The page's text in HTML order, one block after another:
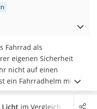
Fahrrad als
eigenen Sicherheit
nicht auf einen
ein Fahrradhelm mit
aufmerksam zu
wie gängige Tests im
Licht im Vergleich